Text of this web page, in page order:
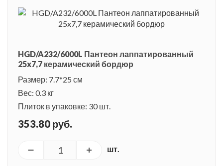
HGD/A232/6000L Пантеон лаппатированный
25x7,7 керамический бордюр
Размер: 7.7*25 см
Вес: 0.3 кг
Плиток в упаковке: 30 шт.
353.80 руб.
шт.